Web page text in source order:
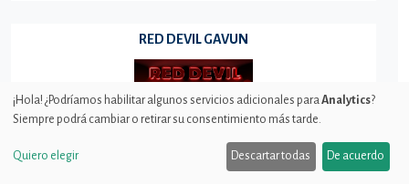
RED DEVIL GAVUN
¡Hola! ¿Podríamos habilitar algunos servicios adicionales paraAnalytics?
Siempre podrá cambiar o retirar su consentimiento más tarde.
Quiero elegir Descartar todas De acuerdo